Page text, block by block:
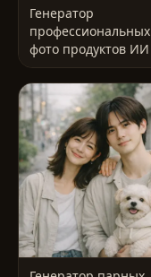
Генератор
профессиональных
фото продуктов ИИ